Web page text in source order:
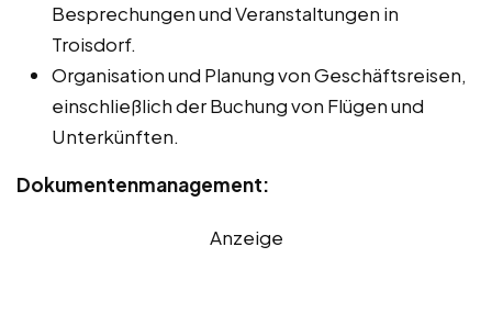
Besprechungen und Veranstaltungen in
Troisdorf.
Organisation und Planung von Geschäftsreisen,
einschließlich der Buchung von Flügen und
Unterkünften.
Dokumentenmanagement:
Anzeige